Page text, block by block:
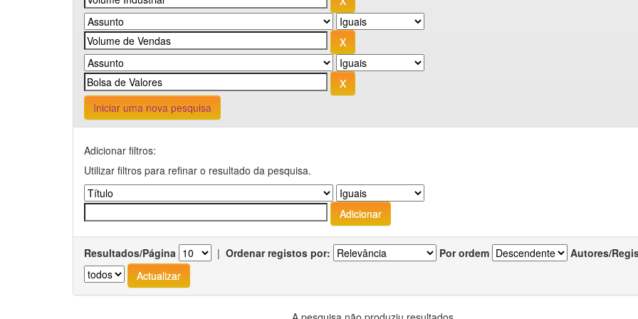
Iniciar uma nova pesquisa
Adicionar filtros:
Utilizar filtros para refinar o resultado da pesquisa.
Resultados/Página | Ordenar registos por: Por ordem Autores/